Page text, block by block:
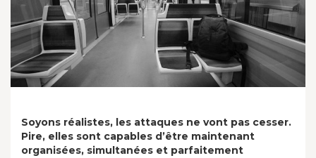
Soyons réalistes, les attaques ne vont pas cesser.
Pire, elles sont capables d’être maintenant
organisées, simultanées et parfaitement